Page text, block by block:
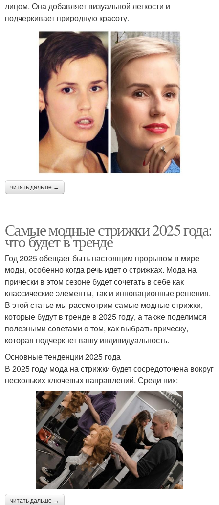
лицом. Она добавляет визуальной легкости и
подчеркивает природную красоту.
читать дальше →
Самые модные стрижки 2025 года:
что будет в тренде
Год 2025 обещает быть настоящим прорывом в мире
моды, особенно когда речь идет о стрижках. Мода на
прически в этом сезоне будет сочетать в себе как
классические элементы, так и инновационные решения.
В этой статье мы рассмотрим самые модные стрижки,
которые будут в тренде в 2025 году, а также поделимся
полезными советами о том, как выбрать прическу,
которая подчеркнет вашу индивидуальность.
Основные тенденции 2025 года
В 2025 году мода на стрижки будет сосредоточена вокруг
нескольких ключевых направлений. Среди них:
читать дальше →